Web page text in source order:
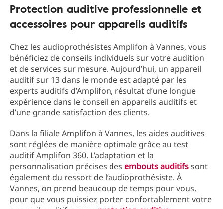
Protection auditive professionnelle et
accessoires pour appareils auditifs
Chez les audioprothésistes Amplifon à Vannes, vous
bénéficiez de conseils individuels sur votre audition
et de services sur mesure. Aujourd’hui, un appareil
auditif sur 13 dans le monde est adapté par les
experts auditifs d’Amplifon, résultat d’une longue
expérience dans le conseil en appareils auditifs et
d’une grande satisfaction des clients.
Dans la filiale Amplifon à Vannes, les aides auditives
sont réglées de manière optimale grâce au test
auditif Amplifon 360. L’adaptation et la
personnalisation précises des embouts auditifssont
également du ressort de l’audioprothésiste. À
Vannes, on prend beaucoup de temps pour vous,
pour que vous puissiez porter confortablement votre